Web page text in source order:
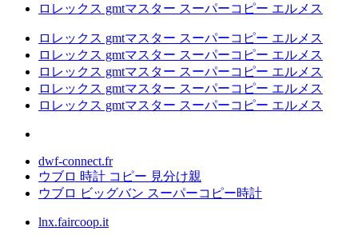
ロレックス gmtマスター スーパーコピー エルメス
ロレックス gmtマスター スーパーコピー エルメス
ロレックス gmtマスター スーパーコピー エルメス
ロレックス gmtマスター スーパーコピー エルメス
ロレックス gmtマスター スーパーコピー エルメス
ロレックス gmtマスター スーパーコピー エルメス
dwf-connect.fr
ウブロ 時計 コピー 見分け親
ウブロ ビッグバン スーパーコピー時計
lnx.faircoop.it